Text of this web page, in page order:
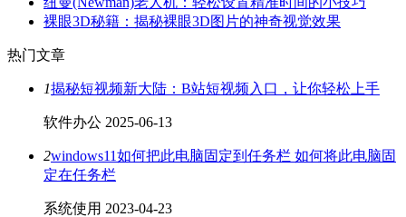
裸眼3D秘籍：揭秘裸眼3D图片的神奇视觉效果
热门文章
1揭秘短视频新大陆：B站短视频入口，让你轻松上手
软件办公 2025-06-13
2windows11如何把此电脑固定到任务栏 如何将此电脑固
定在任务栏
系统使用 2023-04-23